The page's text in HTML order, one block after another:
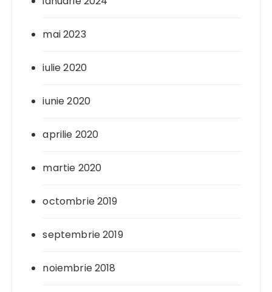
mai 2023
iulie 2020
iunie 2020
aprilie 2020
martie 2020
octombrie 2019
septembrie 2019
noiembrie 2018